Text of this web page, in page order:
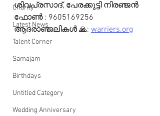
Charity
Latest News
Talent Corner
Samajam
Birthdays
Untitled Category
Wedding Anniversary
ശിവപ്രസാദ്, പേരക്കുട്ടി നിരഞ്ജൻ
ഫോൺ : 9605169256
ആദരാഞ്ജലികൾ 🙏: warriers.org